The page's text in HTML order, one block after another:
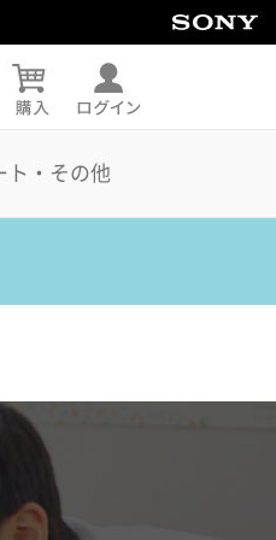
ト・その他